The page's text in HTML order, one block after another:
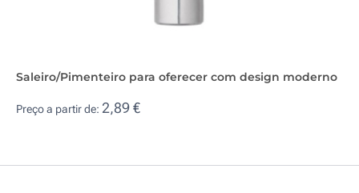
Saleiro/Pimenteiro para oferecer com design moderno
Preço a partir de: 2,89 €